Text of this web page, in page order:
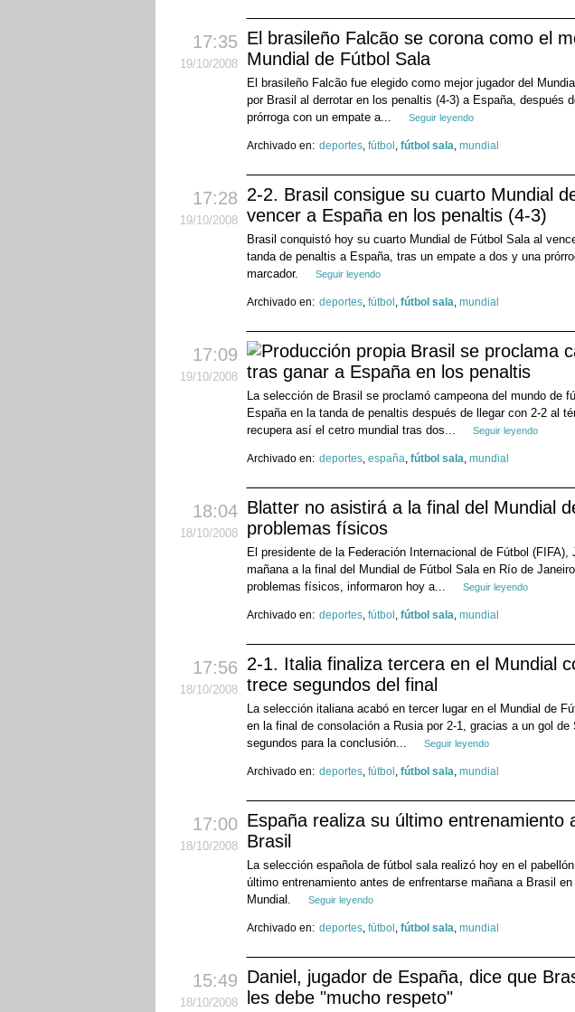
17:35
19/10/2008
El brasileño Falcão se corona como el
Mundial de Fútbol Sala
El brasileño Falcão fue elegido como mejor jugador del
por Brasil al derrotar en los penaltis (4-3) a España, después
prórroga con un empate a...
Seguir leyendo
Archivado en: deportes, fútbol , fútbol sala, mundial
17:28
19/10/2008
2-2. Brasil consigue su cuarto Mundial
vencer a España en los penaltis (4-3)
Brasil conquistó hoy su cuarto Mundial de Fútbol Sala al
tanda de penaltis a España, tras un empate a dos y una
marcador.
Seguir leyendo
Archivado en: deportes, fútbol , fútbol sala, mundial
17:09
19/10/2008
Brasil se proclama
tras ganar a España en los penaltis
La selección de Brasil se proclamó campeona del mundo de
España en la tanda de penaltis después de llegar con 2-2 al
recupera así el cetro mundial tras dos...
Seguir leyendo
Archivado en: deportes, españa, fútbol sala, mundial
18:04
18/10/2008
Blatter no asistirá a la final del Mundial
problemas físicos
El presidente de la Federación Internacional de Fútbol
mañana a la final del Mundial de Fútbol Sala en Río de
problemas físicos, informaron hoy a...
Seguir leyendo
Archivado en: deportes, fútbol , fútbol sala, mundial
17:56
18/10/2008
2-1. Italia finaliza tercera en el Mundial
trece segundos del final
La selección italiana acabó en tercer lugar en el Mundial de
en la final de consolación a Rusia por 2-1, gracias a un gol
segundos para la conclusión...
Seguir leyendo
Archivado en: deportes, fútbol , fútbol sala, mundial
17:00
18/10/2008
España realiza su último entrenamiento
Brasil
La selección española de fútbol sala realizó hoy en el
último entrenamiento antes de enfrentarse mañana a Brasil
Mundial.
Seguir leyendo
Archivado en: deportes, fútbol , fútbol sala, mundial
15:49
18/10/2008
Daniel, jugador de España, dice que
les debe "mucho respeto"